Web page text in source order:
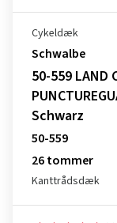
Cykeldæk
Schwalbe
50-559 LAND
Schwarz
50-559
26 tommer
Kanttrådsdæk